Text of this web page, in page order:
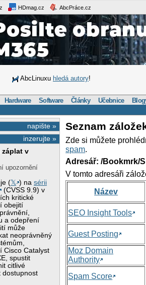
HDmag.cz AbcPráce.cz
AbcLinuxu hledá autory!
Hardware Software Články Učebnice
napište »
inzerujte »
záplat v
upozornění
(𝕏 ) nasérii
(CVSS 9.9) v
kritické
obejití
a odepření
může
neoprávněný
Cisco Catalyst
spustit
citlivé
dostupnost
Seznam
Zde si můžete
spam.
Adresář: /Bookmrk/
V tomto adresáři
Název
SEO Insight Tools
Guest Posting
Moz Domain
Authority
Spam Score